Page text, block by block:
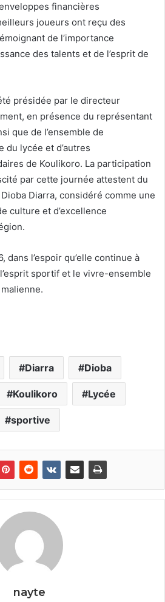
financières
joueurs ont reçu des
de l’importance
des talents et de l’esprit de
présidée par le directeur
en présence du représentant
que de l’ensemble de
du lycée et d’autres
de Koulikoro. La participation
par cette journée attestent du
Diarra, considéré comme une
culture et d’excellence
dans l’espoir qu’elle continue à
sportif et le vivre-ensemble
Diarra Dioba
Koulikoro Lycée
sportive
nayte